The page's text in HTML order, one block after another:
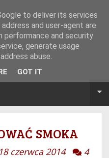
smoka
18 czerwca 2014 4
to deliver its services
and user-agent are
performance and security
generate usage
abuse.
GOT IT